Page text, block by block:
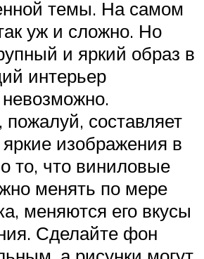
темы. На самом
уж и сложно. Но
и яркий образ в
интерьер
невозможно.
составляет
изображения в
то, что виниловые
менять по мере
меняются его вкусы
Сделайте фон